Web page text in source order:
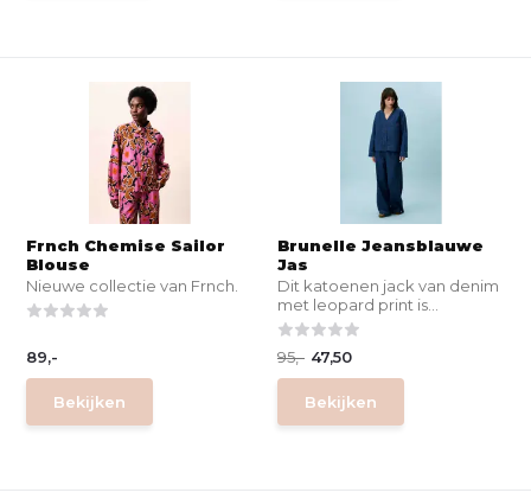
Frnch Chemise Sailor
Blouse
Nieuwe collectie van Frnch.
89,-
Bekijken
Brunelle Jeansblauwe
Jas
Dit katoenen jack van denim
met leopard print is...
95,- 47,50
Bekijken